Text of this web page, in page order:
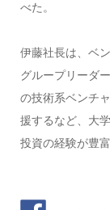
べた。
伊藤社長は、ベ
グループリーダ
の技術系ベンチ
援するなど、大
投資の経験が豊富